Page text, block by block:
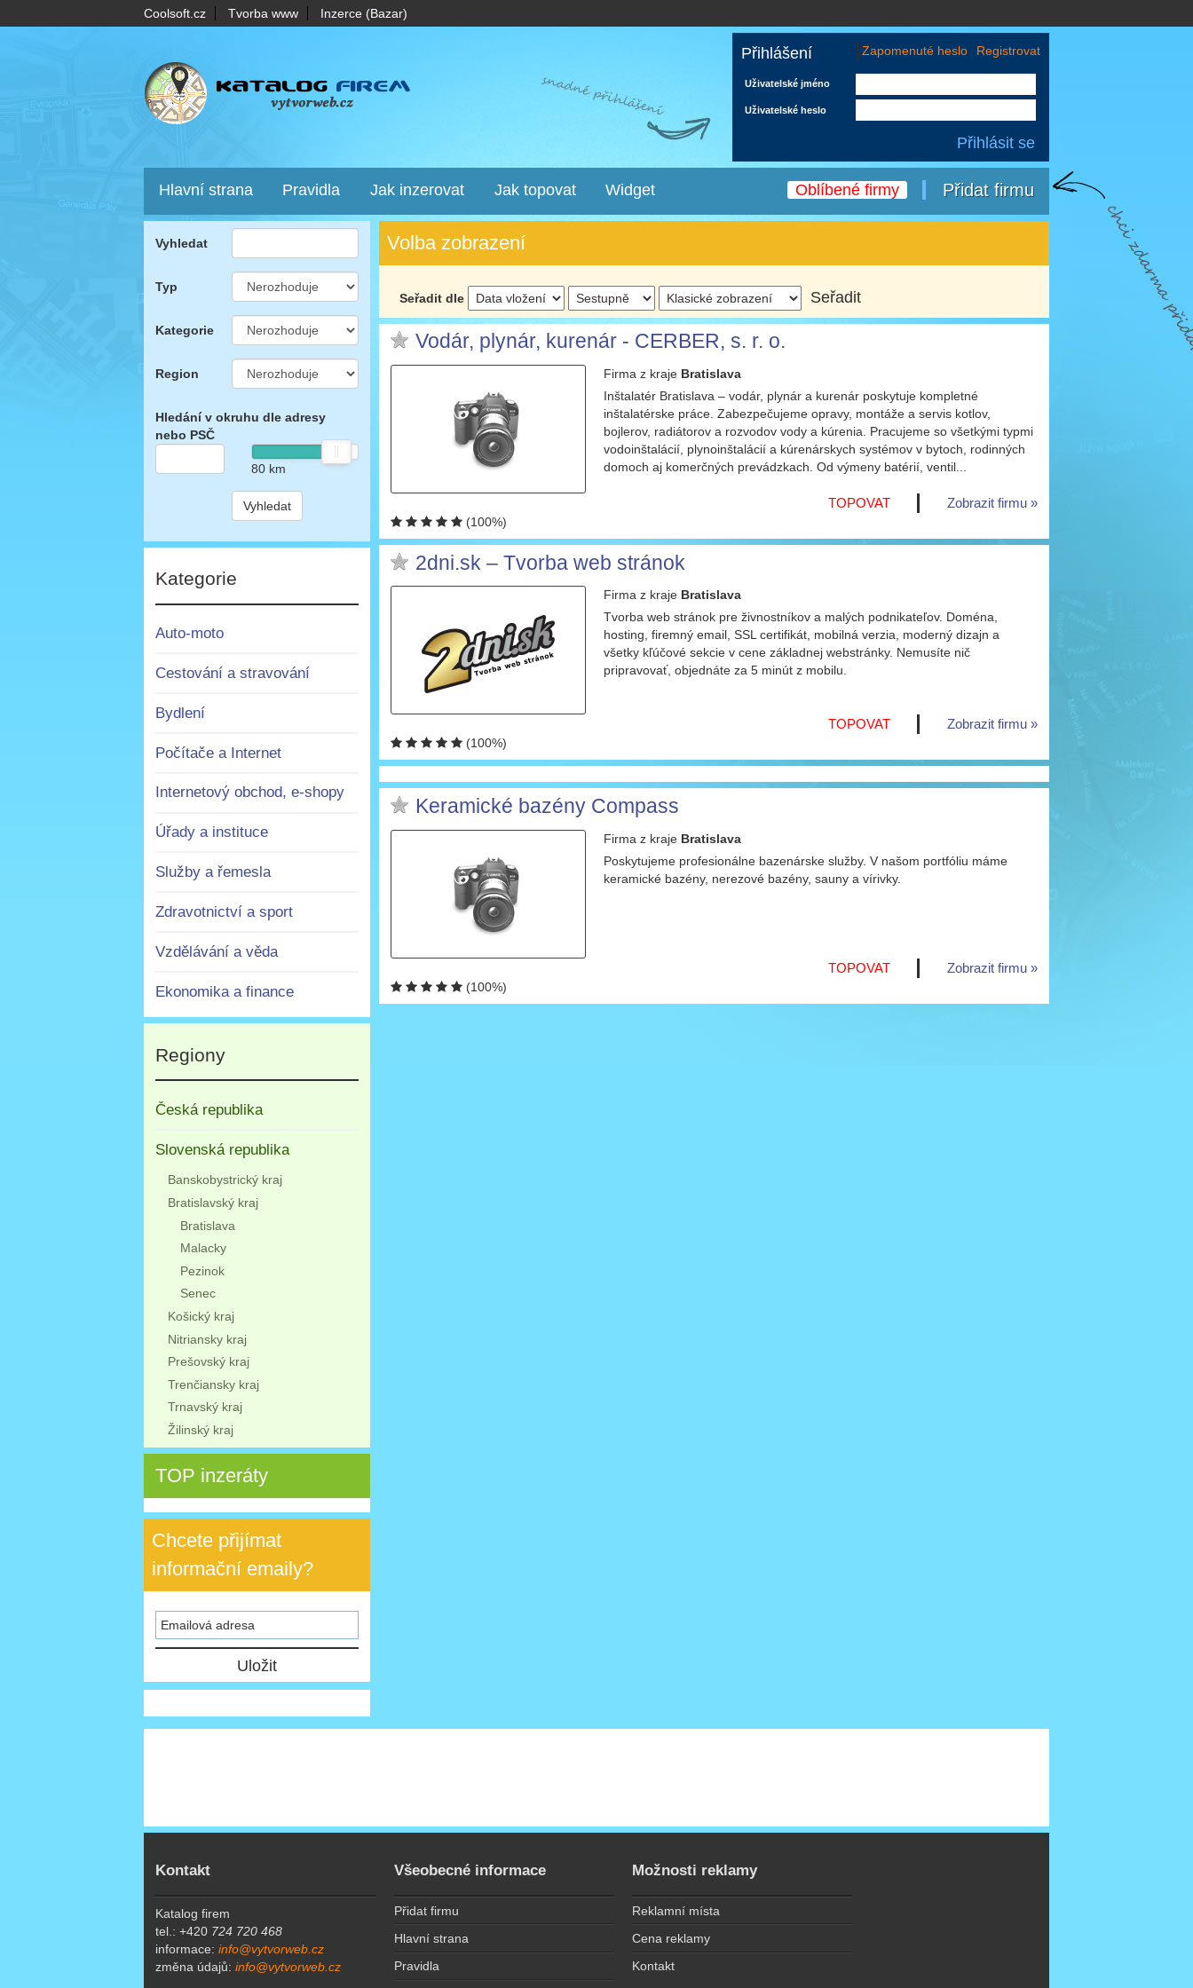
Coolsoft.cz Tvorba www Inzerce (Bazar)
Přihlášení Registrovat
Zapomenuté heslo
Uživatelské jméno
Uživatelské heslo
Přidat firmu
Hlavní strana Pravidla Jak inzerovat Jak topovat Widget Oblíbené firmy
Vyhledat
Typ
Kategorie
Region
Hledání v okruhu dle adresy
nebo PSČ
80km
Vyhledat
Kategorie
Auto-moto
Cestování a stravování
Bydlení
Počítače a Internet
Internetový obchod, e-shopy
Úřady a instituce
Služby a řemesla
Zdravotnictví a sport
Vzdělávání a věda
Ekonomika a finance
Regiony
Česká republika
Slovenská republika
Banskobystrický kraj
Bratislavský kraj
Bratislava
Malacky
Pezinok
Senec
Košický kraj
Nitriansky kraj
Prešovský kraj
Trenčiansky kraj
Trnavský kraj
Žilinský kraj
TOP inzeráty
Chcete přijímat
informační emaily?
Volba zobrazení
Seřadit dle
Vodár, plynár, kurenár - CERBER, s. r. o.
Firma z kraje Bratislava
Inštalatér Bratislava – vodár, plynár a kurenár poskytuje kompletné
inštalatérske práce. Zabezpečujeme opravy, montáže a servis kotlov,
bojlerov, radiátorov a rozvodov vody a kúrenia. Pracujeme so všetkými typmi
vodoinštalácií, plynoinštalácií a kúrenárskych systémov v bytoch, rodinných
domoch aj komerčných prevádzkach. Od výmeny batérií, ventil...
Zobrazit firmu
TOPOVAT
(100%)
2dni.sk – Tvorba web stránok
Firma z kraje Bratislava
Tvorba web stránok pre živnostníkov a malých podnikateľov. Doména,
hosting, firemný email, SSL certifikát, mobilná verzia, moderný dizajn a
všetky kľúčové sekcie v cene základnej webstránky. Nemusíte nič
pripravovať, objednáte za 5 minút z mobilu.
Zobrazit firmu
TOPOVAT
(100%)
Keramické bazény Compass
Firma z kraje Bratislava
Poskytujeme profesionálne bazenárske služby. V našom portfóliu máme
keramické bazény, nerezové bazény, sauny a vírivky.
Zobrazit firmu
TOPOVAT
(100%)
Kontakt
Katalog firem
tel.: +420 724 720 468
informace:info@vytvorweb.cz
změna údajů:info@vytvorweb.cz
Všeobecné informace
Přidat firmu
Hlavní strana
Pravidla
Možnosti reklamy
Reklamní místa
Cena reklamy
Kontakt